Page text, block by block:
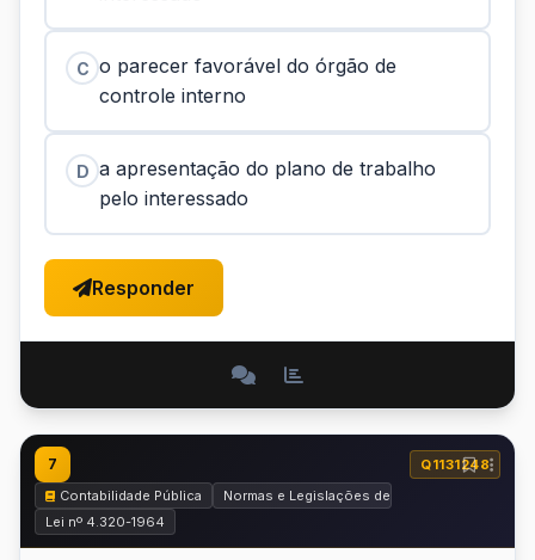
C o parecer favorável do órgão de
controle interno
D a apresentação do plano de trabalho
pelo interessado
Responder
7
Q1131248
Contabilidade Pública
Normas e Legislações de Contabilidade Pública
Lei nº 4.320-1964